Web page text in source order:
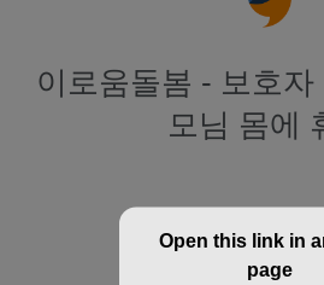
이로움돌봄 - 보호
모님 몸에